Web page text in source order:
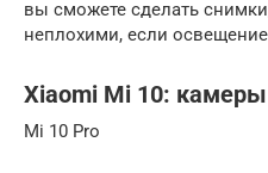
вы сможете сделать
неплохими, если
Xiaomi Mi 10: камеры
Mi 10 Pro